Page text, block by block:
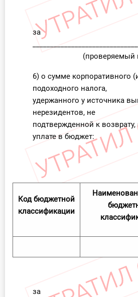
за
(проверяемый
6) о сумме корпоративного
подоходного налога,
удержанного у источника
нерезидентов, не
подтвержденной к
уплате в бюджет:
Код бюджетной
классификации
за